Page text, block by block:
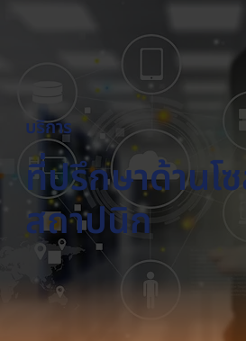
บริการ
ที่ปรึกษาด้านโ
สถาปนิก